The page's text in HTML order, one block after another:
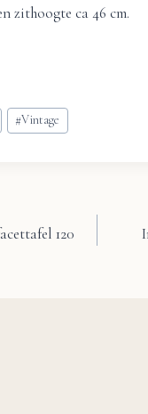
zithoogte ca 46 cm.
#Vintage
120